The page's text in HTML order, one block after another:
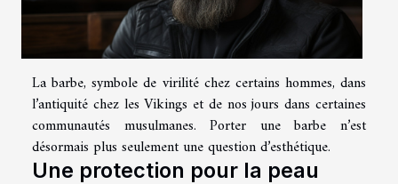
La barbe, symbole de virilité chez certains hommes, dans
l’antiquité chez les Vikings et de nos jours dans certaines
communautés musulmanes. Porter une barbe n’est
désormais plus seulement une question d’esthétique.
Une protection pour la peau